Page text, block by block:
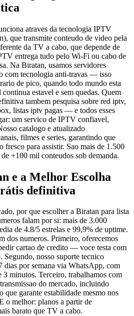
atraves da tecnologia IPTV
que transmite conteudo de video pela
da TV a cabo, que depende de
entrega tudo pelo Wi-Fi ou cabo de
Na Biratan, usamos servidores
com tecnologia anti-travas — isso
de pico, quando todo mundo esta
estavel e sem quedas. Quem
tambem pesquisa sobre red iptv,
listas iptv pagas — e todos esses
um servico de IPTV confiavel,
catalogo e atualizado
filmes e series, garantindo que
fresco para assistir. Sao mais de 1.500
+100 mil conteudos sob demanda.
e a Melhor Escolha
definitiva
por que escolher a Biratan para lista
falam por si: mais de 3.000
de 4.8/5 estrelas e 99,9% de uptime.
dos numeros. Primeiro, oferecemos
cartao de credito — voce testa com
Segundo, nosso suporte tecnico
dias por semana via WhatsApp, com
3 minutos. Terceiro, trabalhamos com
do mercado, incluindo
que garante estabilidade mesmo nos
o melhor: planos a partir de
barato que TV a cabo.